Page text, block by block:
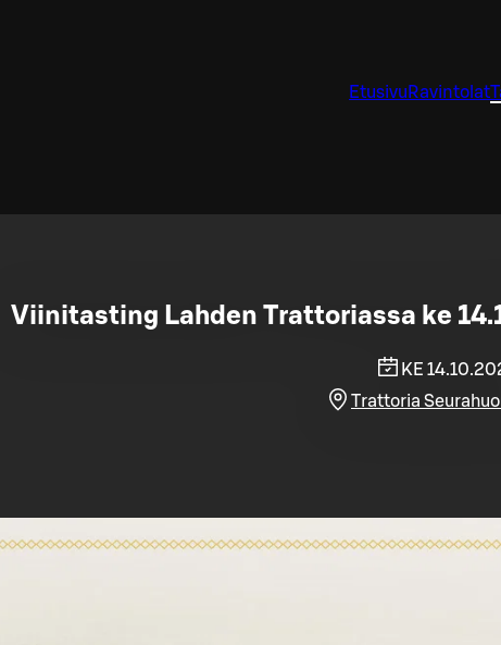
Etusivu Ravintolat
Viinitasting Lahden Trattoriassa ke
KE
Trattoria